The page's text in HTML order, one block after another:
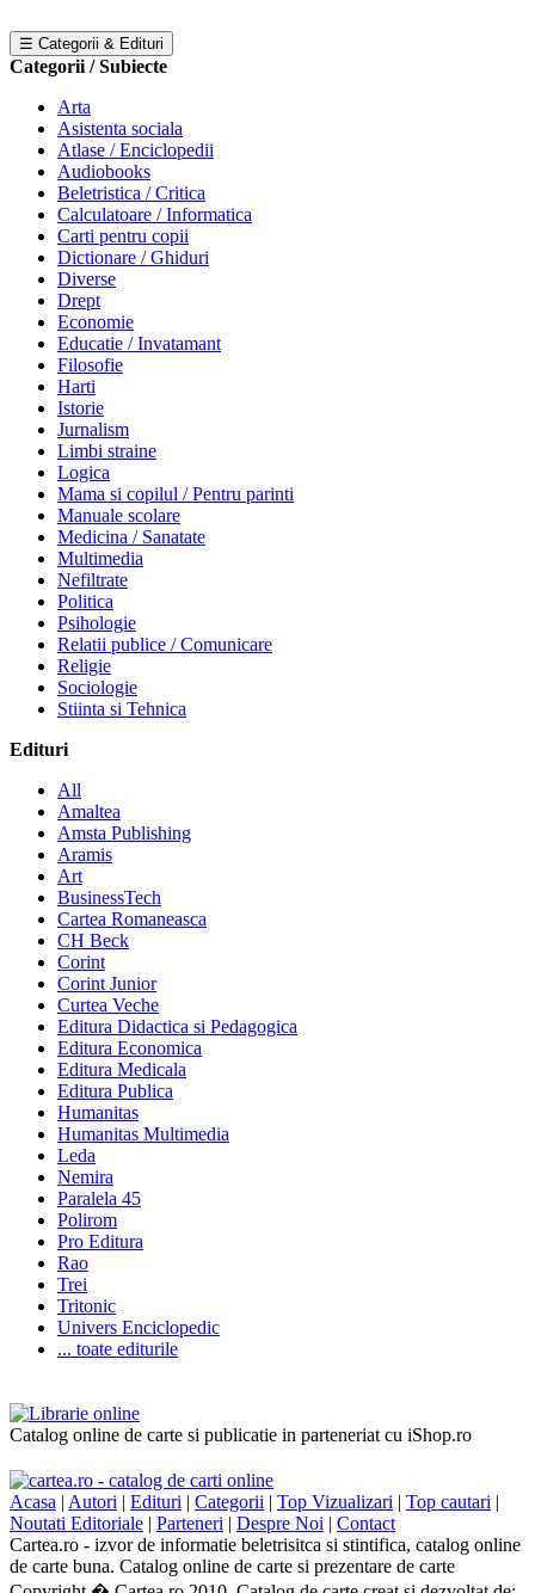
☰ Categorii & Edituri
Categorii / Subiecte
Arta
Asistenta sociala
Atlase / Enciclopedii
Audiobooks
Beletristica / Critica
Calculatoare / Informatica
Carti pentru copii
Dictionare / Ghiduri
Diverse
Drept
Economie
Educatie / Invatamant
Filosofie
Harti
Istorie
Jurnalism
Limbi straine
Logica
Mama si copilul / Pentru parinti
Manuale scolare
Medicina / Sanatate
Multimedia
Nefiltrate
Politica
Psihologie
Relatii publice / Comunicare
Religie
Sociologie
Stiinta si Tehnica
Edituri
All
Amaltea
Amsta Publishing
Aramis
Art
BusinessTech
Cartea Romaneasca
CH Beck
Corint
Corint Junior
Curtea Veche
Editura Didactica si Pedagogica
Editura Economica
Editura Medicala
Editura Publica
Humanitas
Humanitas Multimedia
Leda
Nemira
Paralela 45
Polirom
Pro Editura
Rao
Trei
Tritonic
Univers Enciclopedic
... toate editurile
Catalog online de carte si publicatie in parteneriat cu iShop.ro
Acasa | Autori | Edituri | Categorii | Top Vizualizari | Top cautari |
Noutati Editoriale | Parteneri | Despre Noi | Contact
Cartea.ro - izvor de informatie beletrisitca si stintifica, catalog online
de carte buna. Catalog online de carte si prezentare de carte